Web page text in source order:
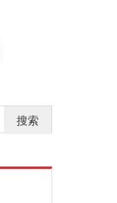
搜索